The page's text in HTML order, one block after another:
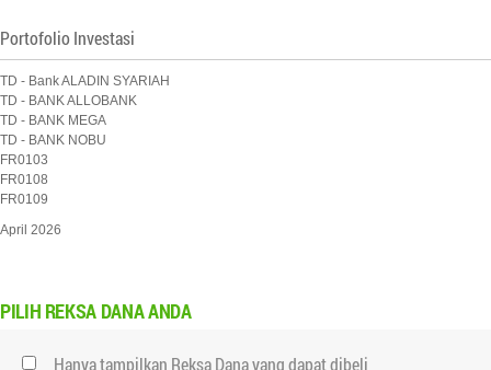
Portofolio Investasi
TD - Bank ALADIN SYARIAH
TD - BANK ALLOBANK
TD - BANK MEGA
TD - BANK NOBU
FR0103
FR0108
FR0109
April 2026
PILIH REKSA DANA ANDA
Hanya tampilkan Reksa Dana yang dapat dibeli